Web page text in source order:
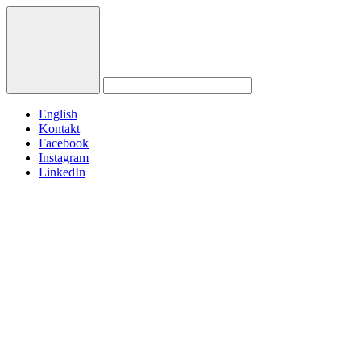
English
Kontakt
Facebook
Instagram
LinkedIn